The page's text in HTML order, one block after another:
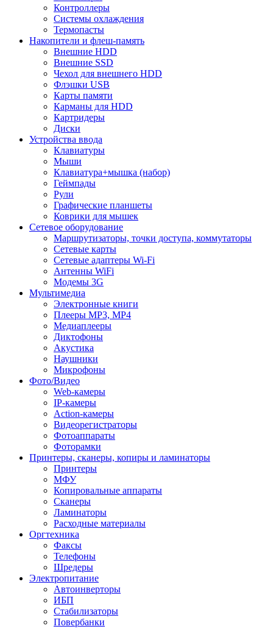
Контроллеры
Системы охлаждения
Термопасты
Накопители и флеш-память
Внешние HDD
Внешние SSD
Чехол для внешнего HDD
Флэшки USB
Карты памяти
Карманы для HDD
Картридеры
Диски
Устройства ввода
Клавиатуры
Мыши
Клавиатура+мышка (набор)
Геймпады
Рули
Графические планшеты
Коврики для мышек
Сетевое оборудование
Маршрутизаторы, точки доступа, коммутаторы
Сетевые карты
Сетевые адаптеры Wi-Fi
Антенны WiFi
Модемы 3G
Мультимедиа
Электронные книги
Плееры MP3, MP4
Медиаплееры
Диктофоны
Акустика
Наушники
Микрофоны
Фото/Видео
Web-камеры
IP-камеры
Action-камеры
Видеорегистраторы
Фотоаппараты
Фоторамки
Принтеры, сканеры, копиры и ламинаторы
Принтеры
МФУ
Копировальные аппараты
Сканеры
Ламинаторы
Расходные материалы
Оргтехника
Факсы
Телефоны
Шредеры
Электропитание
Автоинверторы
ИБП
Стабилизаторы
Повербанки